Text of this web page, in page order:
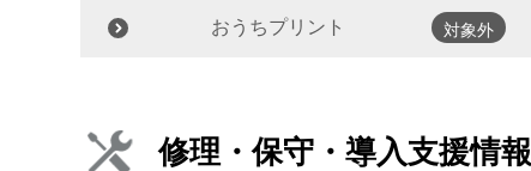
おうちプリント 対象外
修理・保守・導入支援情報